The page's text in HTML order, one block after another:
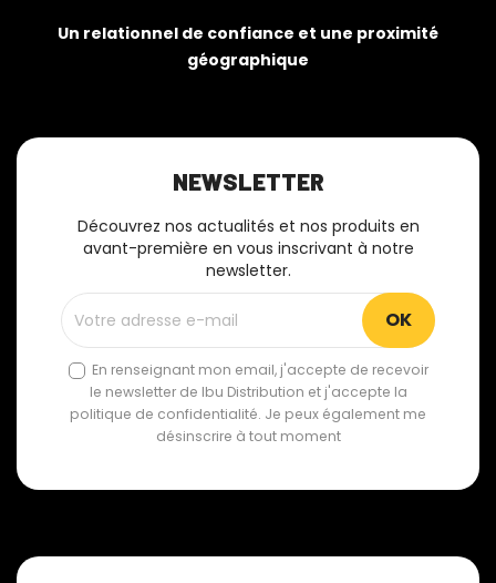
Un relationnel de confiance et une proximité
géographique
NEWSLETTER
Découvrez nos actualités et nos produits en
avant-première en vous inscrivant à notre
newsletter.
En renseignant mon email, j'accepte de recevoir
le newsletter de Ibu Distribution et j'accepte la
politique de confidentialité. Je peux également me
désinscrire à tout moment